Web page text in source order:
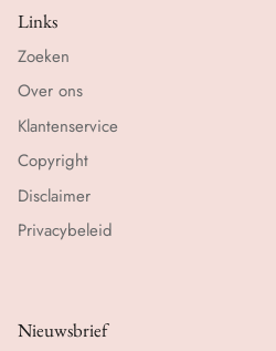
Links
Zoeken
Over ons
Klantenservice
Copyright
Disclaimer
Privacybeleid
Nieuwsbrief